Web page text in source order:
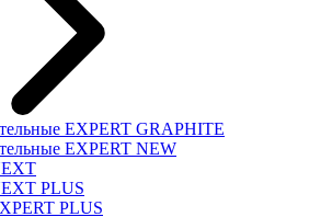
EXPERT GRAPHITE
EXPERT NEW
PLUS
PLUS